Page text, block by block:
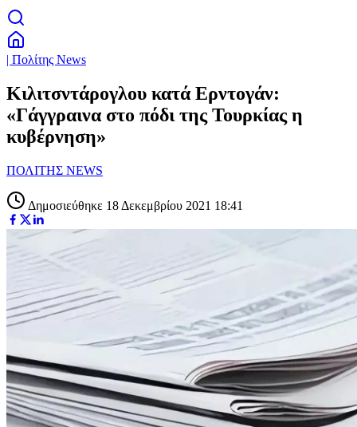
| Πολίτης News
Κιλιτσντάρογλου κατά Ερντογάν:
«Γάγγραινα στο πόδι της Τουρκίας η
κυβέρνηση»
ΠΟΛΙΤΗΣ NEWS
Δημοσιεύθηκε 18 Δεκεμβρίου 2021 18:41